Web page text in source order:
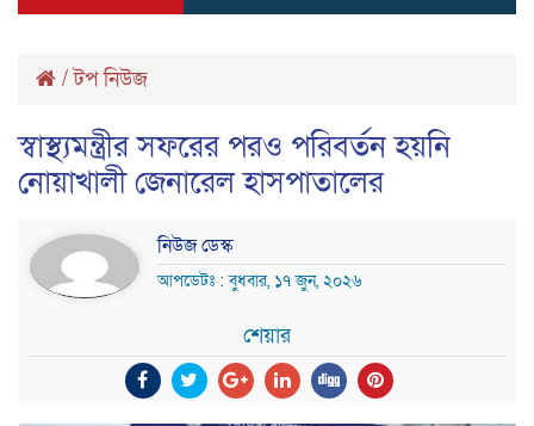
/টপ নিউজ
স্বাস্থ্যমন্ত্রীর সফরের পরও পরিবর্তন হয়নি
নোয়াখালী জেনারেল হাসপাতালের
নিউজ ডেস্ক
আপডেটঃ : বুধবার, ১৭ জুন, ২০২৬
শেয়ার